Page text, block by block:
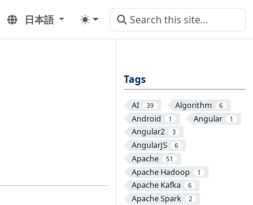
日本語
Tags
AI 39 Algorithm 6
Android 1 Angular 1
Angular2 3
AngularJS 6
Apache 51
Apache Hadoop 1
Apache Kafka 6
Apache Spark 2